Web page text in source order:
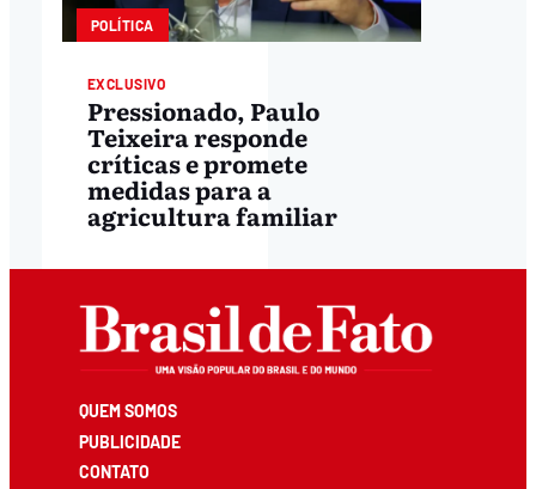
POLÍTICA
EXCLUSIVO
Pressionado, Paulo
Teixeira responde
críticas e promete
medidas para a
agricultura familiar
QUEM SOMOS
PUBLICIDADE
CONTATO